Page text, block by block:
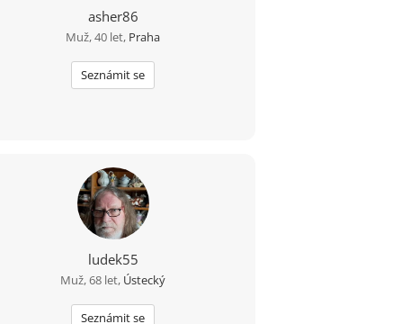
asher86
Muž, 40 let, Praha
Seznámit se
ludek55
Muž, 68 let, Ústecký
Seznámit se